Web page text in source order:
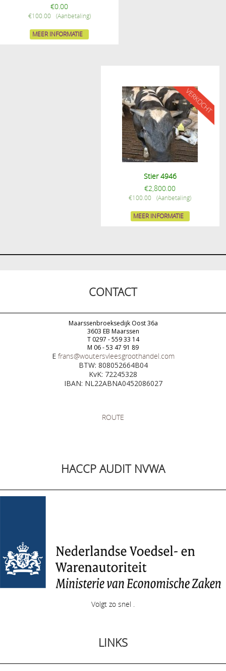
€0.00
€100.00
MEER INFORMATIE
Stier 4946
€2,800.00
€100.00
MEER INFORMATIE
CONTACT
Maarssenbroeksedijk Oost 36a
3603 EB Maarssen
T 0297 - 559 33 14
M 06 - 53 47 91 89
E frans@woutersvleesgroothandel.com
BTW: 808052664B04
KvK: 72245328
IBAN: NL22ABNA0452086027
ROUTE
HACCP AUDIT NVWA
Volgt zo snel .
LINKS